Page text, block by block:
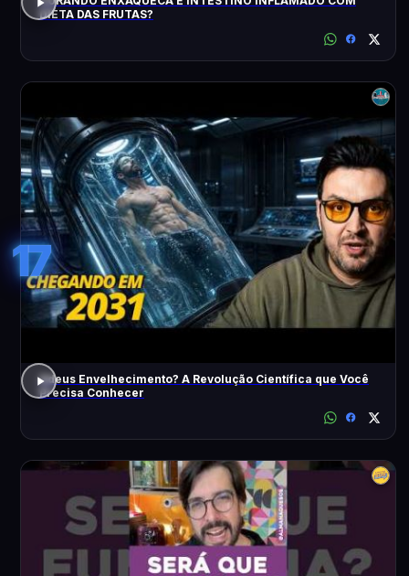
DIETA DAS FRUTAS?
17
Adeus Envelhecimento? A Revolução Científica que Você
Precisa Conhecer